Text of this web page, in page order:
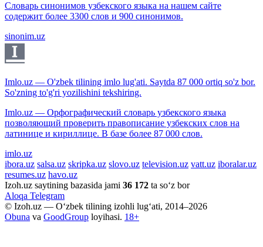
Словарь синонимов узбекского языка на нашем сайте
содержит более 3300 слов и 900 синонимов.
sinonim.uz
Imlo.uz — O'zbek tilining imlo lug'ati. Saytda 87 000 ortiq so'z bor.
So'zning to'g'ri yozilishini tekshiring.
Imlo.uz — Орфографический словарь узбекского языка
позволяющий проверить правописание узбекских слов на
латинице и кириллице. В базе более 87 000 слов.
imlo.uz
ibora.uz salsa.uz skripka.uz slovo.uz television.uz vatt.uz iboralar.uz
resumes.uz havo.uz
Izoh.uz saytining bazasida jami 36 172 ta so‘z bor
Aloqa Telegram
© Izoh.uz — O‘zbek tilining izohli lug‘ati, 2014–2026
Obuna va GoodGroup loyihasi. 18+